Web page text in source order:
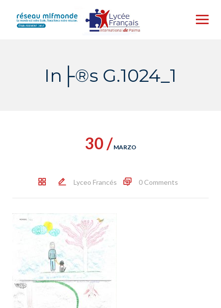
content
In├®s G.1024_1
30 / MARZO
Lyceo Francés 0 Comments